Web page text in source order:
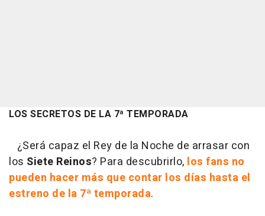
LOS SECRETOS DE LA 7ª TEMPORADA
¿Será capaz el Rey de la Noche de arrasar con
los Siete Reinos? Para descubrirlo, los fans no
pueden hacer más que contar los días hasta el
estreno de la 7ª temporada.